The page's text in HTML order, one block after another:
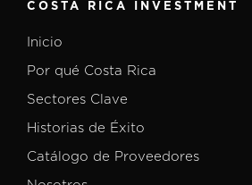
COSTA RICA INVESTMENT
Inicio
Por qué Costa Rica
Sectores Clave
Historias de Éxito
Catálogo de Proveedores